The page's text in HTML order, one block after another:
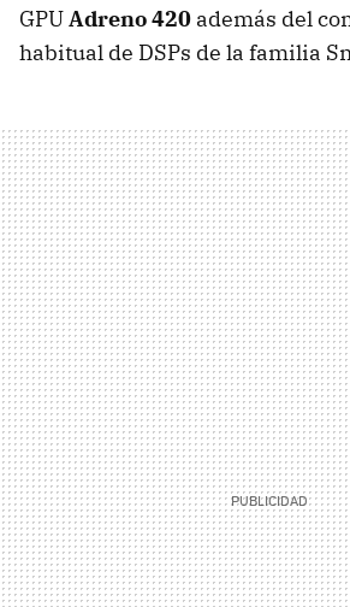
GPUAdreno 420 además del
habitual de DSPs de la familia